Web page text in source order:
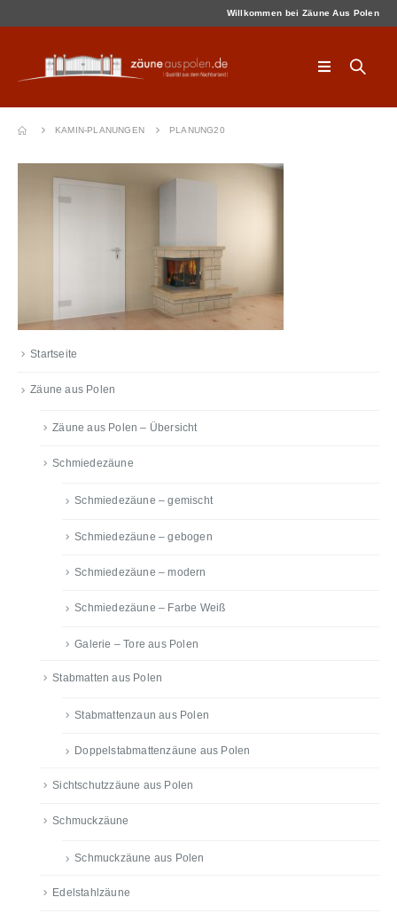
Willkommen bei Zäune Aus Polen
KAMIN-PLANUNGEN PLANUNG20
Startseite
Zäune aus Polen
Zäune aus Polen – Übersicht
Schmiedezäune
Schmiedezäune – gemischt
Schmiedezäune – gebogen
Schmiedezäune – modern
Schmiedezäune – Farbe Weiß
Galerie – Tore aus Polen
Stabmatten aus Polen
Stabmattenzaun aus Polen
Doppelstabmattenzäune aus Polen
Sichtschutzzäune aus Polen
Schmuckzäune
Schmuckzäune aus Polen
Edelstahlzäune